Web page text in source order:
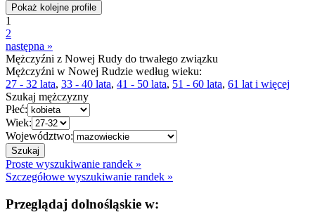
Pokaż kolejne profile
1
2
następna »
Mężczyźni z Nowej Rudy do trwałego związku
Mężczyźni w Nowej Rudzie według wieku:
27 - 32 lata, 33 - 40 lata, 41 - 50 lata, 51 - 60 lata, 61 lat i więcej
Szukaj mężczyzny
Płeć:
Wiek:
Województwo:
Proste wyszukiwanie randek »
Szczegółowe wyszukiwanie randek »
Przeglądaj dolnośląskie w: